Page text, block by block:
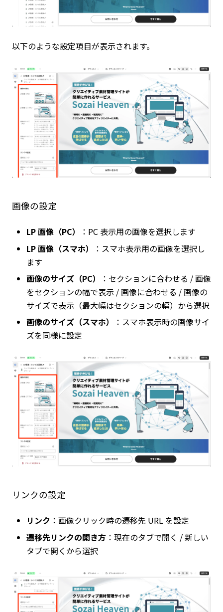
以下のような設定項目が表示されます。
画像の設定
LP 画像（PC）
：PC 表示用の画像を選択します
LP 画像（スマホ）
：スマホ表示用の画像を選択し
ます
画像のサイズ（PC）
：セクションに合わせる / 画像
をセクションの幅で表示 / 画像に合わせる / 画像の
サイズで表示（最大幅はセクションの幅）から選択
画像のサイズ（スマホ）
：スマホ表示時の画像サイ
ズを同様に設定
リンクの設定
リンク ：画像クリック時の遷移先 URL を設定
遷移先リンクの開き方：現在のタブで開く / 新しい
タブで開くから選択